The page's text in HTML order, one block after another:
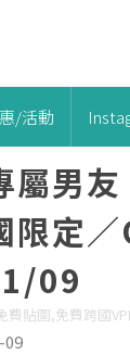
/活動
屬男
限定
09
費貼圖,免費跨國
09